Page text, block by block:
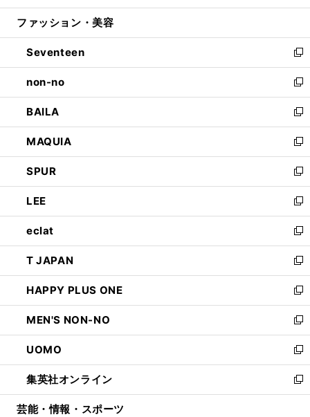
開
ウ
開
く
ン
ウ
で
開
く
ウ
ン
ド
ウ
で
開
く
ファッション・美容
Seventeen
新
し
い
ウ
ィ
ン
ド
ウ
で
開
く
non-no
新
し
い
ウ
ィ
ン
ド
ウ
で
開
く
BAILA
新
し
い
ウ
ィ
ン
ド
ウ
で
開
く
MAQUIA
新
し
い
ウ
ィ
ン
ド
ウ
で
開
く
SPUR
新
し
い
ウ
ィ
ン
ド
ウ
で
開
く
LEE
新
し
い
ウ
ィ
ン
ド
ウ
で
開
く
eclat
新
し
い
ウ
ィ
ン
ド
ウ
で
開
く
T JAPAN
新
し
い
ウ
ィ
ン
ド
ウ
で
開
HAPPY PLUS ONE
新
し
い
ウ
ィ
ン
ド
ウ
MEN'S NON-NO
新
し
い
ウ
ィ
ン
UOMO
新
し
い
ウ
集英社オンライン
新
し
芸能・情報・スポーツ